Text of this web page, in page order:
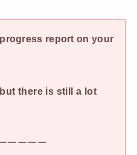
report on your
but there is still a lot
ーーーー